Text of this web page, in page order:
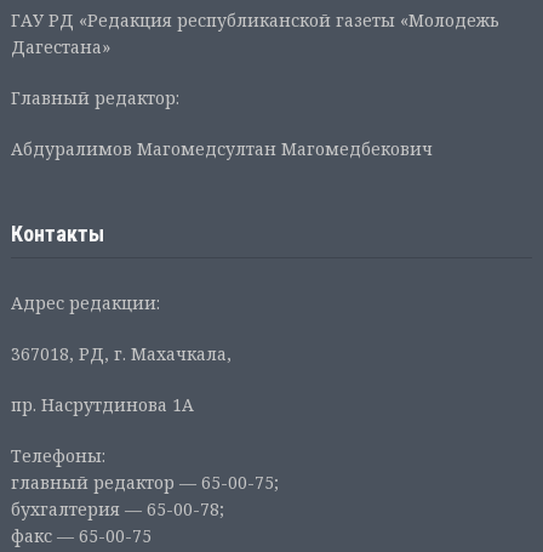
ГАУ РД «Редакция республиканской газеты «Молодежь
Дагестана»
Главный редактор:
Абдуралимов Магомедсултан Магомедбекович
Контакты
Адрес редакции:
367018, РД, г. Махачкала,
пр. Насрутдинова 1А
Телефоны:
главный редактор — 65-00-75;
бухгалтерия — 65-00-78;
факс — 65-00-75